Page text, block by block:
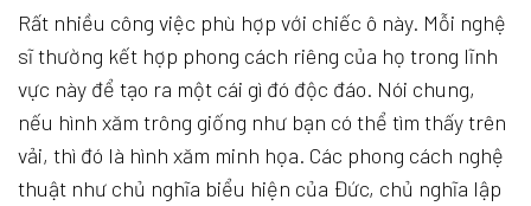
Rất nhiều công việc phù hợp với chiếc ô này. Mỗi nghệ
sĩ thường kết hợp phong cách riêng của họ trong lĩnh
vực này để tạo ra một cái gì đó độc đáo. Nói chung,
nếu hình xăm trông giống như bạn có thể tìm thấy trên
vải, thì đó là hình xăm minh họa. Các phong cách nghệ
thuật như chủ nghĩa biểu hiện của Đức, chủ nghĩa lập